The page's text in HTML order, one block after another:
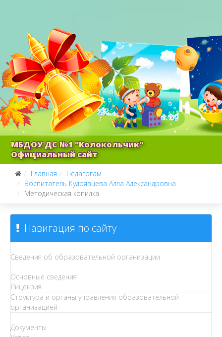
МБДОУ ДС №1 "Колокольчик"
Официальный сайт
Главная
Педагогам
Воспитатель Кудрявцева Алла Александровна
Методическая копилка
Навигация по сайту
Сведения об образовательной организации
Основные сведения
Лицензия
Структура и органы управления образовательной
организацией
Документы